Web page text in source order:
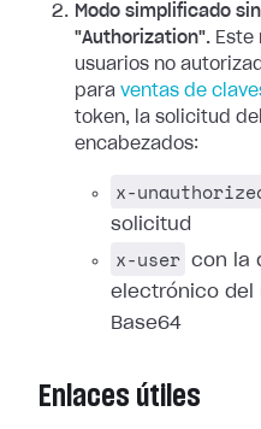
Modo simplificado
"Authorization". Este
usuarios no
para ventas de
token, la solicitud
encabezados:
x-
solicitud
x-user con la
electrónico del
Base64
Enlaces útiles